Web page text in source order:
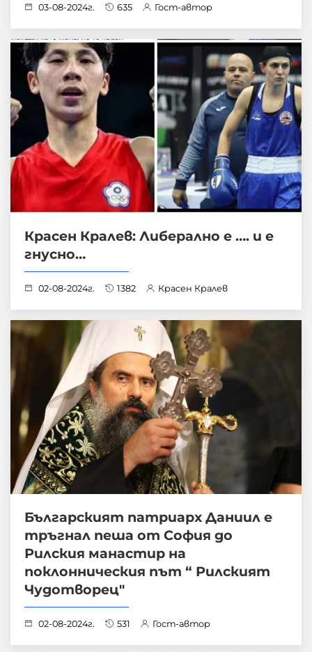
03-08-2024г. 635 Гост-автор
Красен Кралев: Либерално е …. и е
гнусно…
02-08-2024г. 1382 Красен Кралев
Българският патриарх Даниил е
тръгнал пеша от София до
Рилския манастир на
поклонническия път “ Рилският
Чудотворец"
02-08-2024г. 531 Гост-автор